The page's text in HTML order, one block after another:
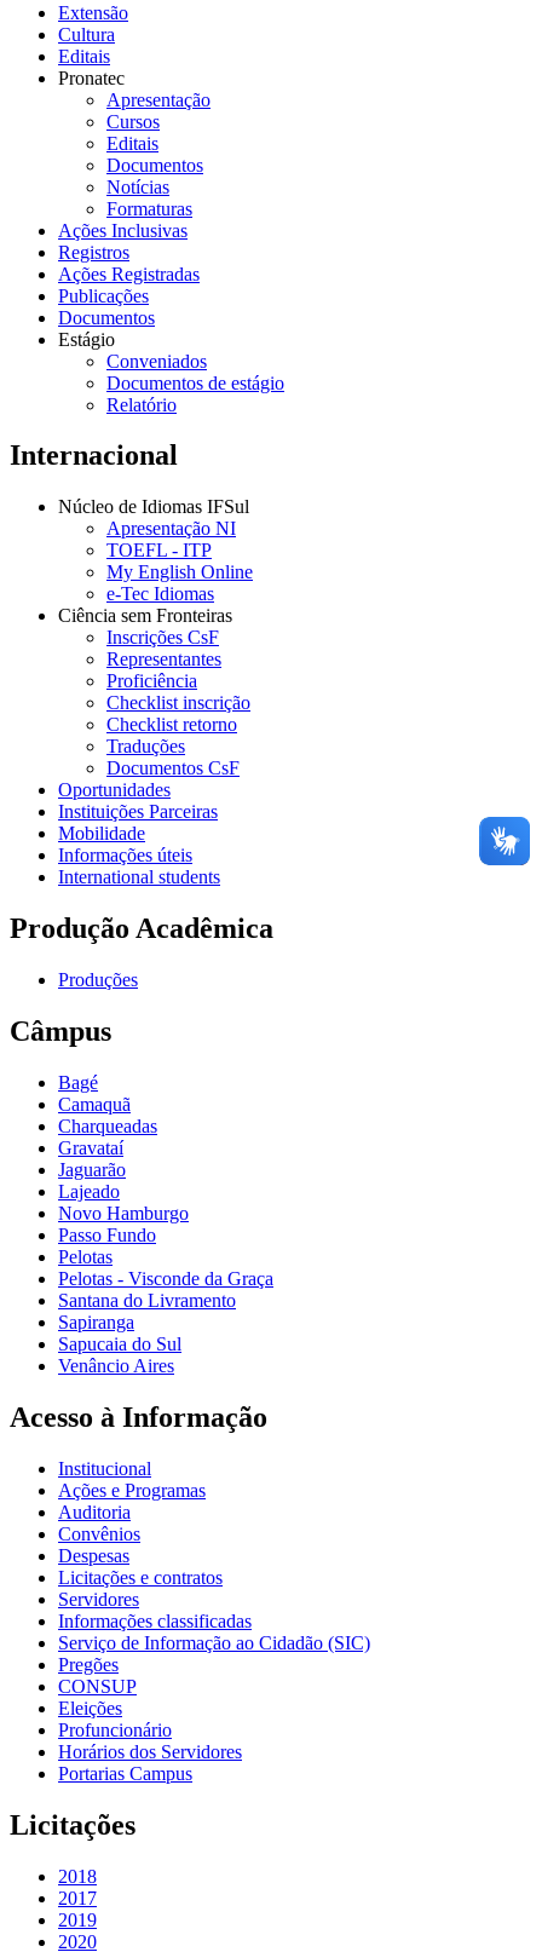
Extensão
Cultura
Editais
Pronatec
Apresentação
Cursos
Editais
Documentos
Notícias
Formaturas
Ações Inclusivas
Registros
Ações Registradas
Publicações
Documentos
Estágio
Conveniados
Documentos de estágio
Relatório
Internacional
Núcleo de Idiomas IFSul
Apresentação NI
TOEFL - ITP
My English Online
e-Tec Idiomas
Ciência sem Fronteiras
Inscrições CsF
Representantes
Proficiência
Checklist inscrição
Checklist retorno
Traduções
Documentos CsF
Oportunidades
Instituições Parceiras
Mobilidade
Informações úteis
International students
Produção Acadêmica
Produções
Câmpus
Bagé
Camaquã
Charqueadas
Gravataí
Jaguarão
Lajeado
Novo Hamburgo
Passo Fundo
Pelotas
Pelotas - Visconde da Graça
Santana do Livramento
Sapiranga
Sapucaia do Sul
Venâncio Aires
Acesso à Informação
Institucional
Ações e Programas
Auditoria
Convênios
Despesas
Licitações e contratos
Servidores
Informações classificadas
Serviço de Informação ao Cidadão (SIC)
Pregões
CONSUP
Eleições
Profuncionário
Horários dos Servidores
Portarias Campus
Licitações
2018
2017
2019
2020